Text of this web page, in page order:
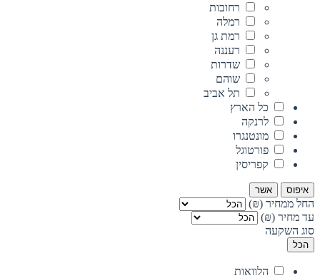
רחובות
רמלה
רמת גן
רעננה
שדרות
שוהם
תל אביב
כל הארץ
לרנקה
מונטנגרו
פורטוגל
קפריסין
איפוס אשר
החל ממחיר (₪)
עד מחיר (₪)
סוג השקעה
הכל
הלוואות